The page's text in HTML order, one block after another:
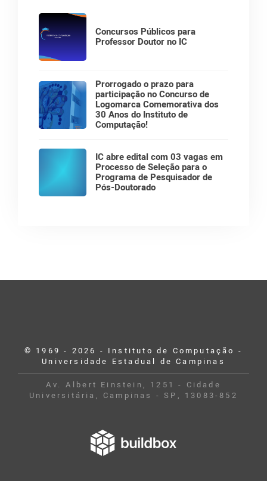
Concursos Públicos para
Professor Doutor no IC
Prorrogado o prazo para
participação no Concurso de
Logomarca Comemorativa dos
30 Anos do Instituto de
Computação!
IC abre edital com 03 vagas em
Processo de Seleção para o
Programa de Pesquisador de
Pós-Doutorado
© 1969 - 2026 - Instituto de Computação -
Universidade Estadual de Campinas
Av. Albert Einstein, 1251 - Cidade
Universitária, Campinas - SP, 13083-852